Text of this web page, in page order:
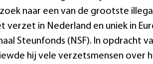
naar een van de grootste
verzet in Nederland en uniek in
Steunfonds (NSF). In opdracht
hij vele verzetsmensen over